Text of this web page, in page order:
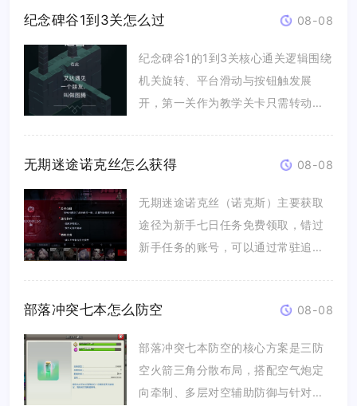
纪念碑谷1到3关怎么过 08-08
纪念碑谷1的1到3关核心通关逻辑围绕
机关旋转、平台滑动与按钮触发展
开，第一关作为教学关卡只需转动核
无期迷途诺克丝怎么获得 08-08
无期迷途诺克丝（诺克斯）主要获取
途径为新手七日任务免费领取，错过
新手任务的账号，可以通过常驻追踪
部落冲突七本怎么防空 08-08
部落冲突七本防空的核心方案是三防
空火箭三角分散布局，搭配空气炮定
向牵制、多层对空辅助防御与针对性